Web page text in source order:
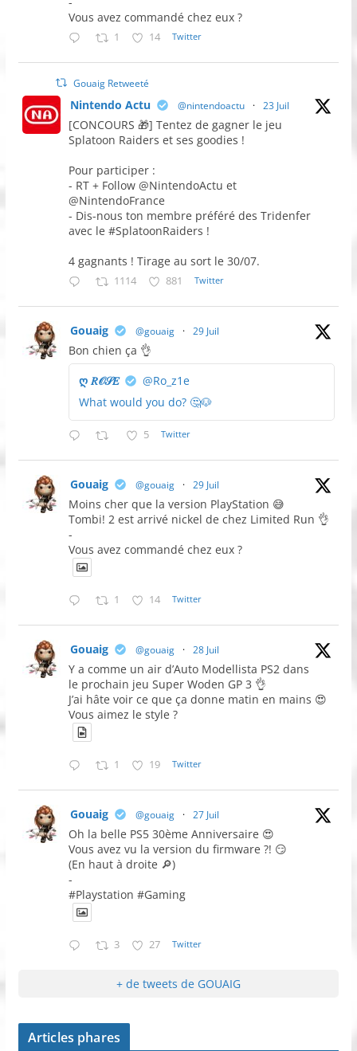
Vous avez commandé chez eux ?
1 14 Twitter
Gouaig Retweeté
Nintendo Actu @nintendoactu · 23 Juil
[CONCOURS 🎁] Tentez de gagner le jeu
Splatoon Raiders et ses goodies !
Pour participer :
- RT + Follow @NintendoActu et
@NintendoFrance
- Dis-nous ton membre préféré des Tridenfer
avec le #SplatoonRaiders !
4 gagnants ! Tirage au sort le 30/07.
1114 881 Twitter
Gouaig @gouaig · 29 Juil
Bon chien ça 👌
ღ 𝑅𝒪𝒮𝐸
@Ro_z1e
What would you do? 🤔🐶
5 Twitter
Gouaig @gouaig · 29 Juil
Moins cher que la version PlayStation 😅
Tombi! 2 est arrivé nickel de chez Limited Run 👌
-
Vous avez commandé chez eux ?
1 14 Twitter
Gouaig @gouaig · 28 Juil
Y a comme un air d’Auto Modellista PS2 dans
le prochain jeu Super Woden GP 3 👌
J’ai hâte voir ce que ça donne matin en mains 😍
Vous aimez le style ?
1 19 Twitter
Gouaig @gouaig · 27 Juil
Oh la belle PS5 30ème Anniversaire 😍
Vous avez vu la version du firmware ?! 😏
(En haut à droite 🔎)
-
#Playstation #Gaming
3 27 Twitter
+ de tweets de GOUAIG
Articles phares